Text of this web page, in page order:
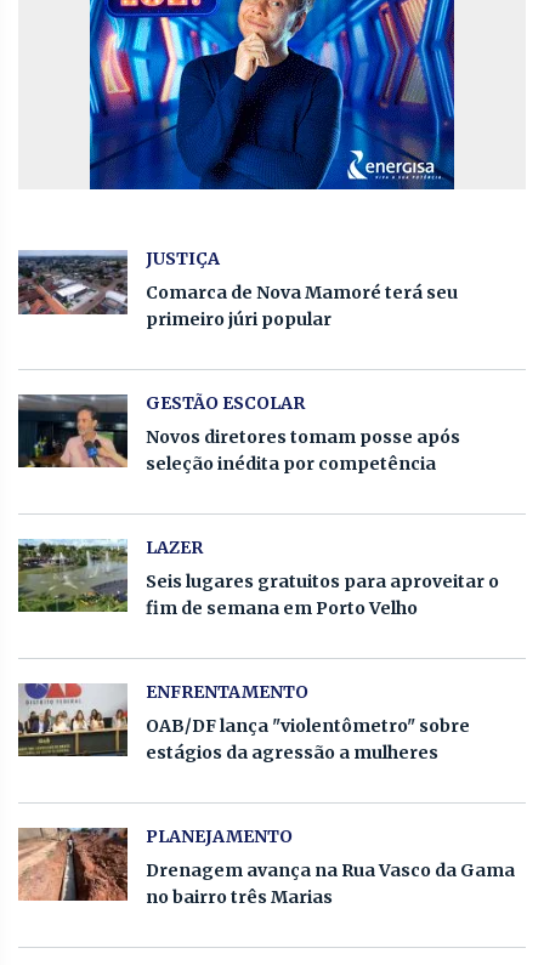
JUSTIÇA
Comarca de Nova Mamoré terá seu
primeiro júri popular
GESTÃO ESCOLAR
Novos diretores tomam posse após
seleção inédita por competência
LAZER
Seis lugares gratuitos para aproveitar o
fim de semana em Porto Velho
ENFRENTAMENTO
OAB/DF lança "violentômetro" sobre
estágios da agressão a mulheres
PLANEJAMENTO
Drenagem avança na Rua Vasco da Gama
no bairro três Marias